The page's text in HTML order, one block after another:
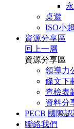
桌遊
ISO小
資源分享區
回上一層
資源分享區
領導力
條文下
查檢表
資料分
PECB 國際認
聯絡我們